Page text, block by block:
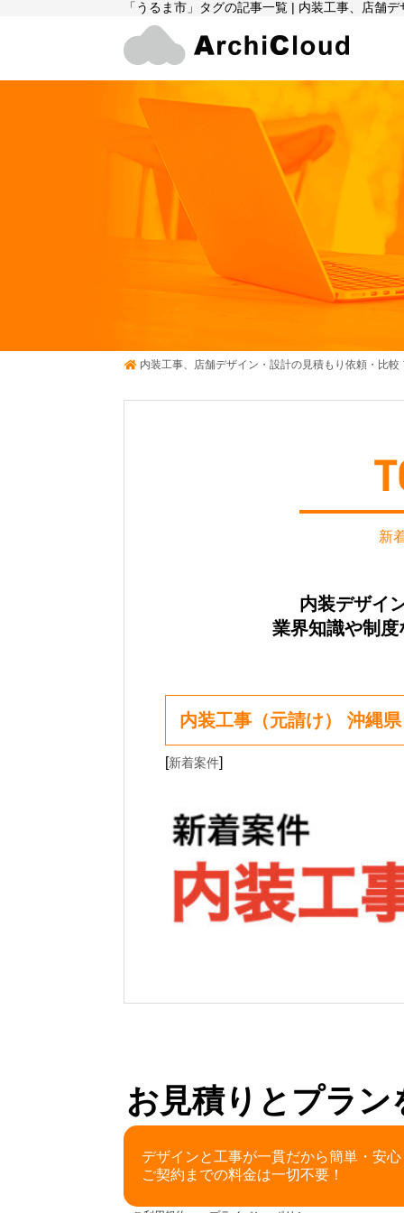
「うるま市」タグの記事一覧 | 内装工事、店舗
内装工事、店舗デザイン・設計の見積もり依頼・比較
新
内装デザイ
業界知識や制
内装工事（元請け） 沖縄
[新着案件]
お見積りとプラン
デザインと工事が一貫だから簡単・安心
ご契約までの料金は一切不要！